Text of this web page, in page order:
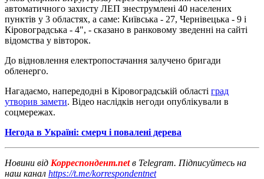
автоматичного захисту ЛЕП знеструмлені 40 населених
пунктів у 3 областях, а саме: Київська - 27, Чернівецька - 9 і
Кіровоградська - 4", - сказано в ранковому зведенні на сайті
відомства у вівторок.
До відновлення електропостачання залучено бригади
обленерго.
Нагадаємо, напередодні в Кіровоградській області град
утворив замети. Відео наслідків негоди опублікували в
соцмережах.
Негода в Україні: смерч і повалені дерева
Новини від Корреспондент.netв Telegram. Підписуйтесь на
наш канал https://t.me/korrespondentnet